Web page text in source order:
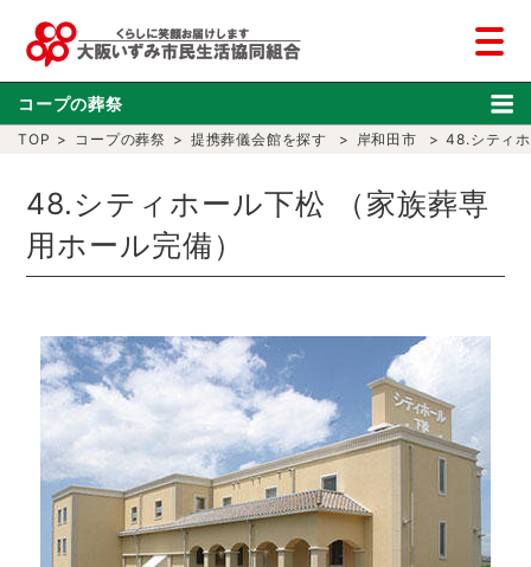
TOP > コープの葬祭 > 提携葬儀会館を探す > 岸和田市 > 48.シティ
48.シティホール下松 （家族葬専
用ホール完備）
コープの葬祭